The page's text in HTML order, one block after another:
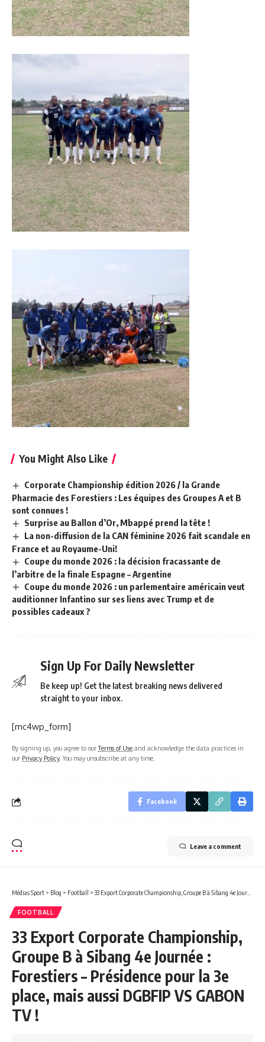
You Might Also Like
Corporate Championship édition 2026 / la Grande
Pharmacie des Forestiers : Les équipes des Groupes A et B
sont connues !
Surprise au Ballon d’Or, Mbappé prend la tête !
La non-diffusion de la CAN féminine 2026 fait scandale en
France et au Royaume-Uni!
Coupe du monde 2026 : la décision fracassante de
l’arbitre de la finale Espagne – Argentine
Coupe du monde 2026 : un parlementaire américain veut
auditionner Infantino sur ses liens avec Trump et de
possibles cadeaux ?
Sign Up For Daily Newsletter
Be keep up! Get the latest breaking news delivered
straight to your inbox.
[mc4wp_form]
By signing up, you agree to ourTerms of Use and acknowledge the data practices in
our Privacy Policy. You may unsubscribe at any time.
Facebook
Leave a comment
Médias Sport > Blog > Football > 33 Export Corporate Championship, Groupe B à Sibang 4e Journée : Forestiers – Présidence pour la 3e place, mais aussi DGBFIP VS GABON TV !
FOOTBALL
33 Export Corporate Championship,
Groupe B à Sibang 4e Journée :
Forestiers – Présidence pour la 3e
place, mais aussi DGBFIP VS GABON
TV !